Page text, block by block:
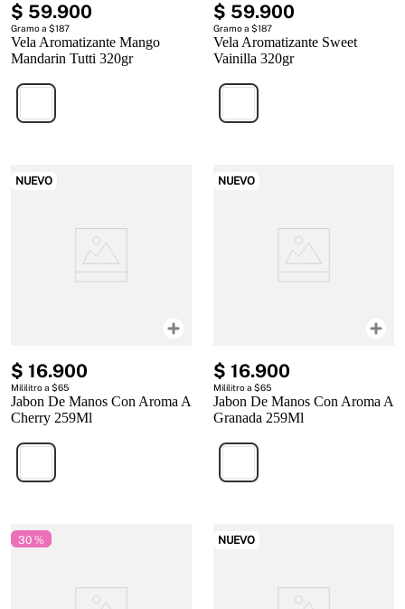
$ 59.900
Gramo a $187
Vela Aromatizante Mango
Mandarin Tutti 320gr
$ 59.900
Gramo a $187
Vela Aromatizante Sweet
Vainilla 320gr
NUEVO
$ 16.900
Mililitro a $65
Jabon De Manos Con Aroma A
Cherry 259Ml
NUEVO
$ 16.900
Mililitro a $65
Jabon De Manos Con Aroma A
Granada 259Ml
30 % NUEVO